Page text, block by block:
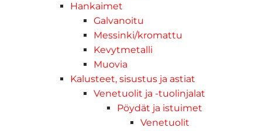
Hankaimet
Galvanoitu
Messinki/kromattu
Kevytmetalli
Muovia
Kalusteet, sisustus ja astiat
Venetuolit ja -tuolinjalat
Pöydät ja istuimet
Venetuolit